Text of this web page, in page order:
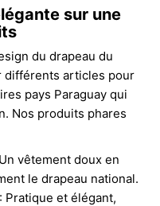
sur une
du drapeau du
différents articles pour
pays Paraguay qui
Nos produits phares
vêtement doux en
le drapeau national.
: Pratique et élégant,